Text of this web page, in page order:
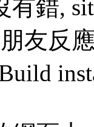
錯,
友反